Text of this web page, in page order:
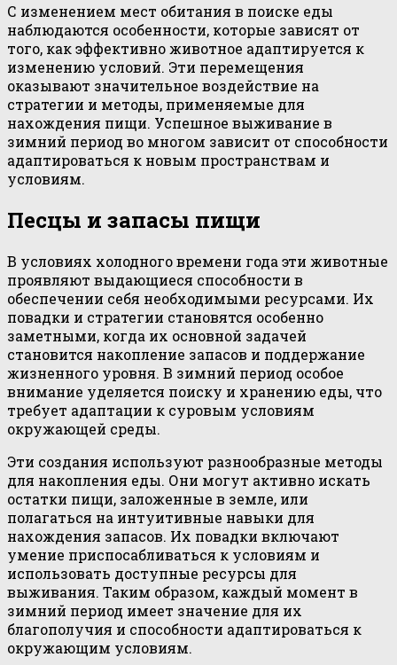
С изменением мест обитания в поиске еды
наблюдаются особенности, которые зависят от
того, как эффективно животное адаптируется к
изменению условий. Эти перемещения
оказывают значительное воздействие на
стратегии и методы, применяемые для
нахождения пищи. Успешное выживание в
зимний период во многом зависит от способности
адаптироваться к новым пространствам и
условиям.
Песцы и запасы пищи
В условиях холодного времени года эти животные
проявляют выдающиеся способности в
обеспечении себя необходимыми ресурсами. Их
повадки и стратегии становятся особенно
заметными, когда их основной задачей
становится накопление запасов и поддержание
жизненного уровня. В зимний период особое
внимание уделяется поиску и хранению еды, что
требует адаптации к суровым условиям
окружающей среды.
Эти создания используют разнообразные методы
для накопления еды. Они могут активно искать
остатки пищи, заложенные в земле, или
полагаться на интуитивные навыки для
нахождения запасов. Их повадки включают
умение приспосабливаться к условиям и
использовать доступные ресурсы для
выживания. Таким образом, каждый момент в
зимний период имеет значение для их
благополучия и способности адаптироваться к
окружающим условиям.